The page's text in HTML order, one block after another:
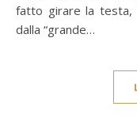
fatto girare la testa,
dalla “grande…